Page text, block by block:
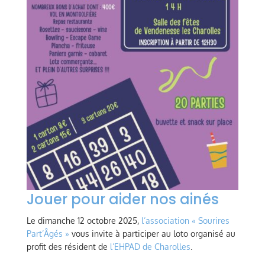
Jouer pour aider nos ainés
Le dimanche 12 octobre 2025, l’association « Sourires
Part’Âgés » vous invite à participer au loto organisé au
profit des résident de l’EHPAD de Charolles